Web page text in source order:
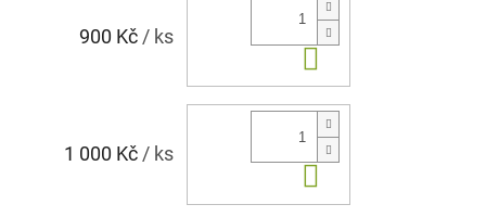
900 Kč / ks
1 000 Kč/ ks